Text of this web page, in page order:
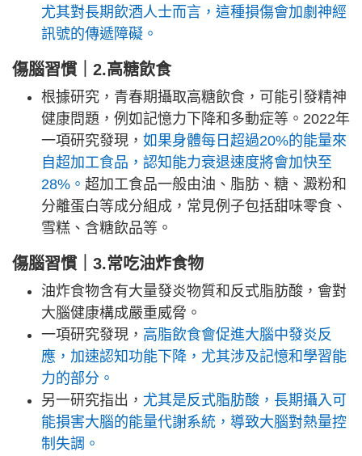
尤其對長期飲酒人士而言，這種損傷會加劇神經
訊號的傳遞障礙。
傷腦習慣｜2.高糖飲食
根據研究，青春期攝取高糖飲食，可能引發精神
健康問題，例如記憶力下降和多動症等。2022年
一項研究發現， 如果身體每日超過20%的能量來
自超加工食品，認知能力衰退速度將會加快至
28%。 超加工食品一般由油、脂肪、糖、澱粉和
分離蛋白等成分組成，常見例子包括甜味零食、
雪糕、含糖飲品等。
傷腦習慣｜3.常吃油炸食物
油炸食物含有大量發炎物質和反式脂肪酸，會對
大腦健康構成嚴重威脅。
一項研究發現， 高脂飲食會促進大腦中發炎反
應，加速認知功能下降，尤其涉及記憶和學習能
力的部分。
另一研究指出， 尤其是反式脂肪酸，長期攝入可
能損害大腦的能量代謝系統，導致大腦對熱量控
制失調。